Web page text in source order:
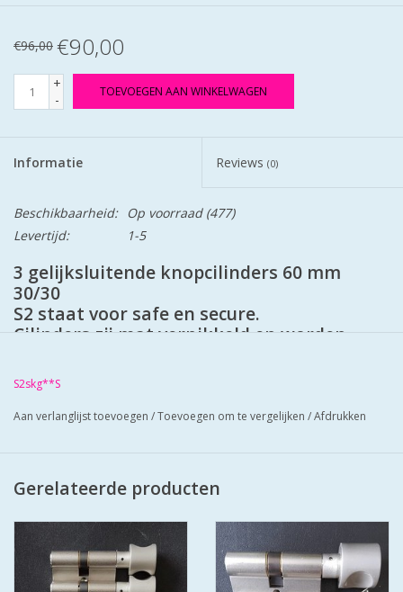
€96,00 €90,00
+
-
TOEVOEGEN AAN WINKELWAGEN
Informatie Reviews (0)
Beschikbaarheid: Op voorraad(477)
Levertijd:
1-5
3 gelijksluitende knopcilinders 60 mm
30/30
S2 staat voor safe en secure.
Cilinders zij mat vernikkeld en worden
Cilinders hebben boorbelemmering.
Bescherm u cilinder met antiekerntrek
schilden SKG*** zo zorgt u voor super
S2skg**S
Aan verlanglijst toevoegen /Toevoegen om te vergelijken /Afdrukken
Gerelateerde producten